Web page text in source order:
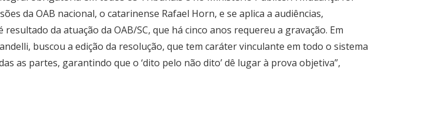
da OAB nacional, o catarinense Rafael Horn, e se aplica a audiências,
da atuação da OAB/SC, que há cinco anos requereu a gravação. Em
buscou a edição da resolução, que tem caráter vinculante em todo o sistema
as partes, garantindo que o ‘dito pelo não dito’ dê lugar à prova objetiva”,